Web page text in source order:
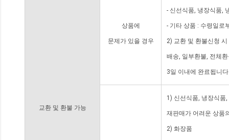
교환 및 환불 가능
상품에
문제가 있을 경우
- 신선식품, 냉장식품,
- 기타 상품 : 수령일로
2) 교환 및 환불신청
배송, 일부환불, 전체
3일 이내에 완료됩니
1) 신선식품, 냉장식품
재판매가 어려운 상품
2) 화장품